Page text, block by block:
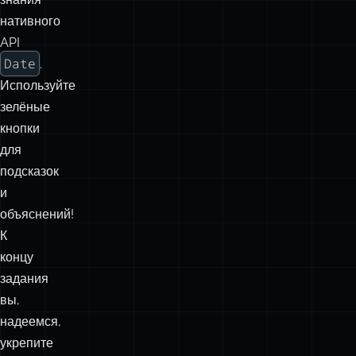
нативного
API
Date .
Используйте
зелёные
кнопки
для
подсказок
и
объяснений!
К
концу
задания
вы,
надеемся,
укрепите